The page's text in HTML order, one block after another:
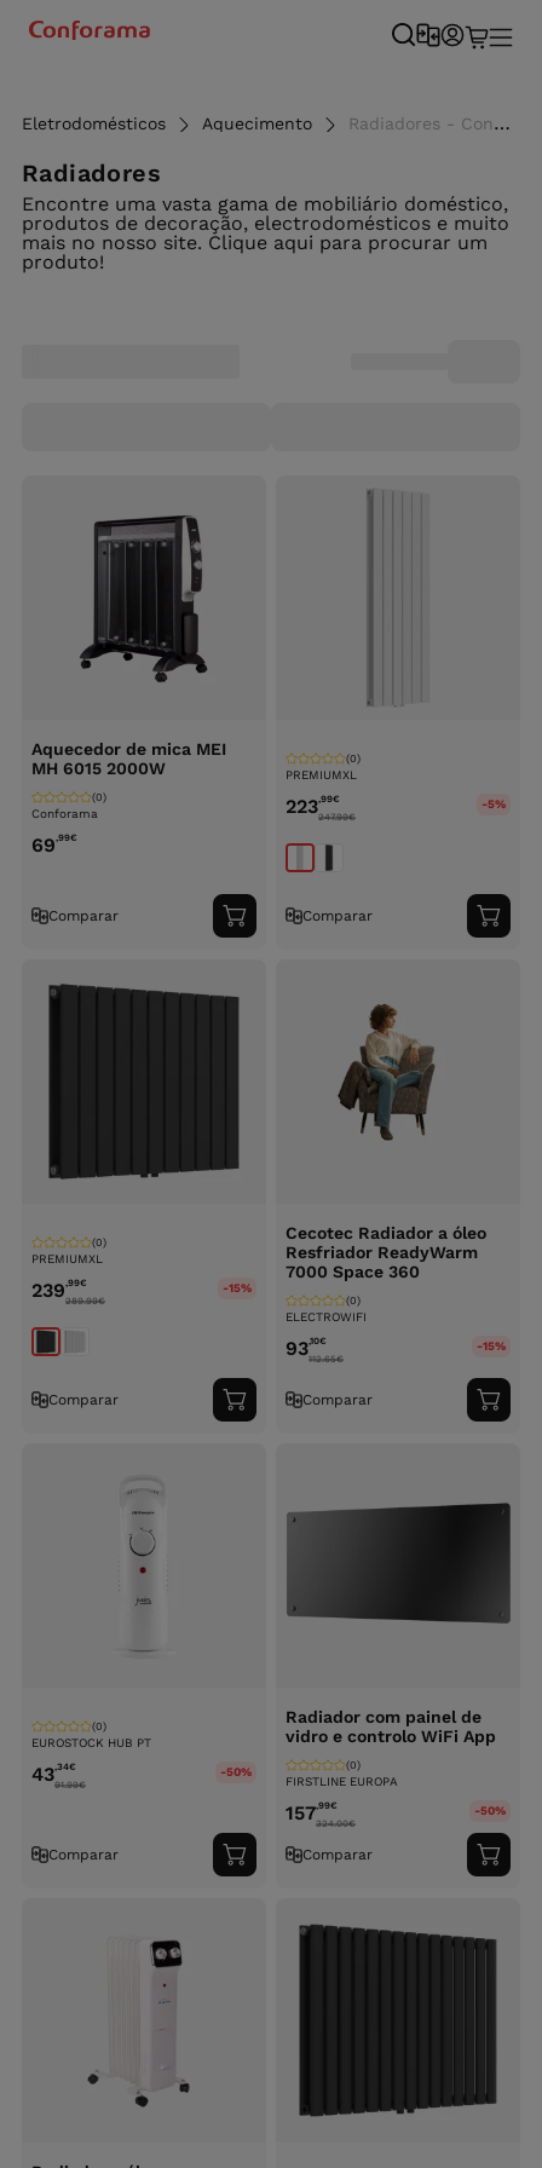
Eletrodomésticos Aquecimento Radiadores - Conforama
Radiadores
Encontre uma vasta gama de mobiliário doméstico,
produtos de decoração, electrodomésticos e muito
mais no nosso site. Clique aqui para procurar um
produto!
Aquecedor de mica MEI
MH 6015 2000W
Conforama
(0)
69,99€
Comparar
Adicionar
ao
PREMIUMXL
(0)
223,99€
247.99€
-5%
Comparar
ao
PREMIUMXL
(0)
239,99€
289.99€
-15%
Comparar
Adicionar
ao
Cecotec Radiador a óleo
Resfriador ReadyWarm
7000 Space 360
ELECTROWIFI
(0)
93,10€
112.65€
-15%
Comparar
ao
EUROSTOCK HUB PT
(0)
43,34€
91.99€
-50%
Comparar
Adicionar
ao
Radiador com painel de
vidro e controlo WiFi App
FIRSTLINE EUROPA
(0)
157,99€
324.00€
-50%
Comparar
ao